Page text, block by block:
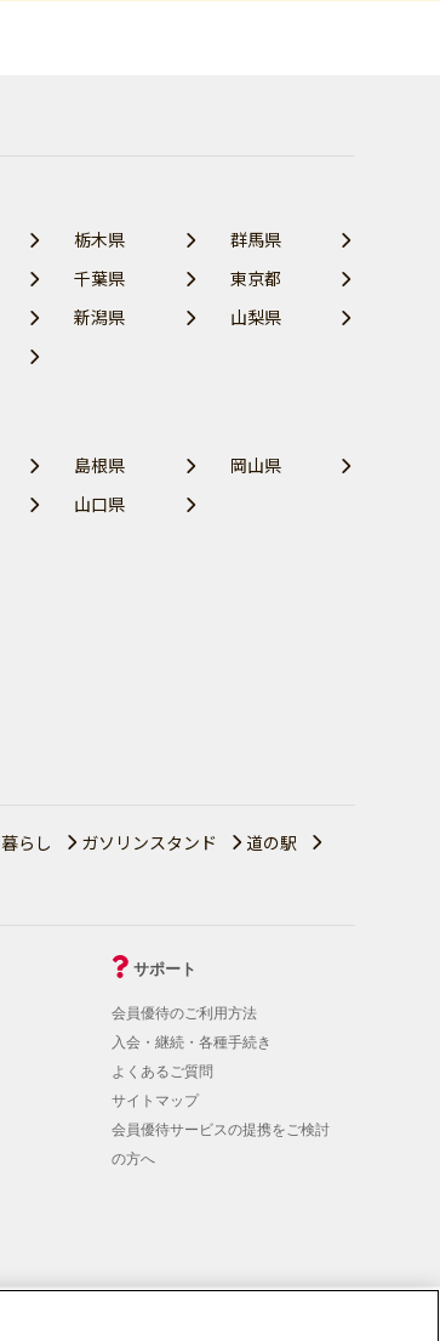
栃木県
群馬県
千葉県
東京都
新潟県
山梨県
島根県
岡山県
山口県
暮らし ガソリンスタンド
道の駅
サポート
会員優待のご利用方法
入会・継続・各種手続き
よくあるご質問
サイトマップ
会員優待サービスの提携をご検討
の方へ